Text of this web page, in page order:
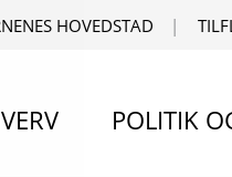
HOVEDSTAD
POLITIK